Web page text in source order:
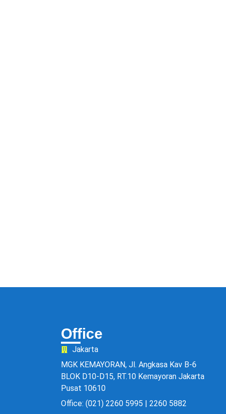
Office
Jakarta
MGK KEMAYORAN, Jl. Angkasa Kav B-6
BLOK D10-D15, RT.10 Kemayoran Jakarta
Pusat 10610
Office: (021) 2260 5995 | 2260 5882